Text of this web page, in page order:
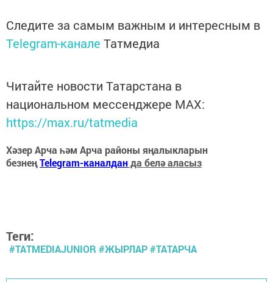
Следите за самым важным и интересным в
Telegram-канале Татмедиа
Читайте новости Татарстана в
национальном мессенджере MАХ:
https://max.ru/tatmedia
Хәзер Арча һәм Арча районы яңалыкларын
безнеңTelegram-каналданда белә аласыз
Теги:
#TATMEDIAJUNIOR #ЖЫРЛАР #ТАТАРЧА